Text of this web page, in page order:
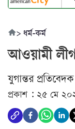
> ধর্ম-কর্ম
আওয়ামী লীগ
যুগান্তর প্রতিবেদক
প্রকাশ : ২৫ মে